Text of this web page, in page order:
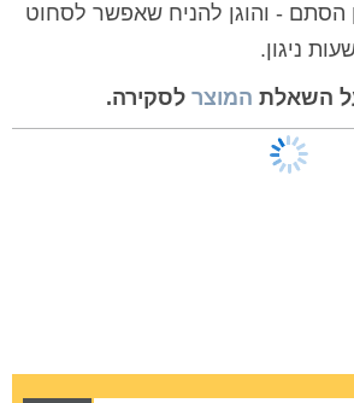
הסתם - והוגן להניח שאפשר לסחוט
ניגון.
השאלת המוצר לסקירה.